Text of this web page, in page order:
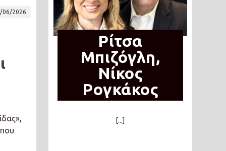
06/2026
Ρίτσα
Μπιζόγλη,
Νίκος
Ρογκάκος
[...]